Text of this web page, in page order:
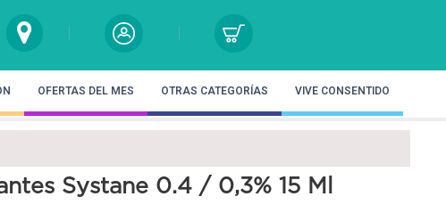
OFERTAS DEL MES OTRAS CATEGORÍAS VIVE CONSENTIDO
Systane 0.4 / 0,3% 15 Ml